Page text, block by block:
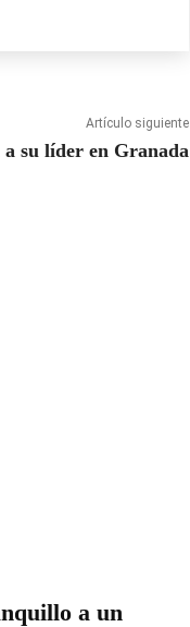
Artículo siguiente
su líder en Granada
a un